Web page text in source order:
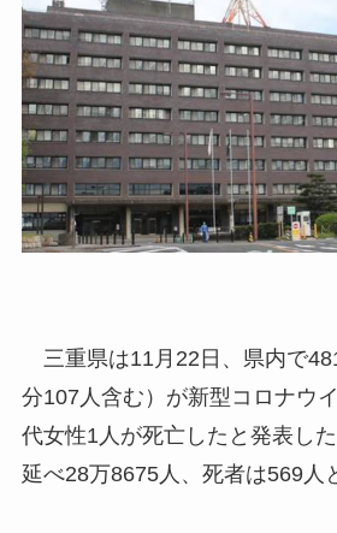
三重県は11月22日、県内で
分107人含む）が新型コロナウ
代女性1人が死亡したと発表し
延べ28万8675人、死者は569人